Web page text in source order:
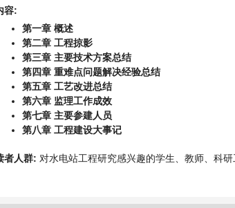
容:
第一章 概述
第二章 工程掠影
第三章 主要技术方案总结
第四章 重难点问题解决经验总结
第五章 工艺改进总结
第六章 监理工作成效
第七章 主要参建人员
第八章 工程建设大事记
者人群: 对水电站工程研究感兴趣的学生、教师、科研